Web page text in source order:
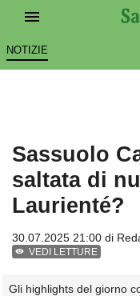
NOTIZIE
Sassuolo
saltata di
Laurienté?
30.07.2025 21:00 di
VEDI LETTURE
Gli highlights del giorno